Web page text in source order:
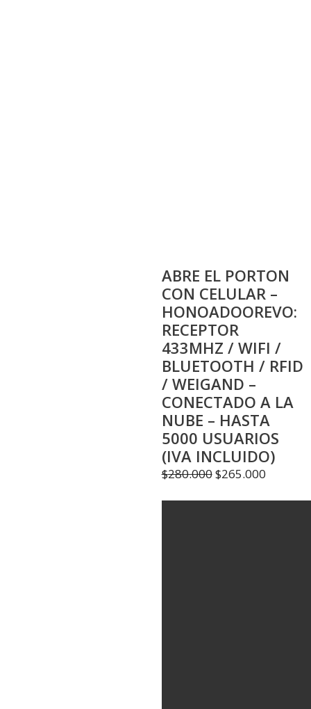
ABRE EL PORTON
CON CELULAR –
HONOADOOREVO:
RECEPTOR
433MHZ / WIFI /
BLUETOOTH / RFID
/ WEIGAND –
CONECTADO A LA
NUBE – HASTA
5000 USUARIOS
(IVA INCLUIDO)
$280.000El
$265.000El